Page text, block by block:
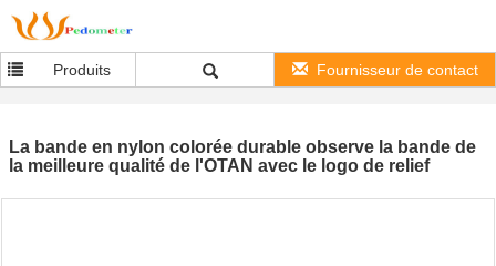
Produits Fournisseur de contact
La bande en nylon colorée durable observe la bande de
la meilleure qualité de l'OTAN avec le logo de relief